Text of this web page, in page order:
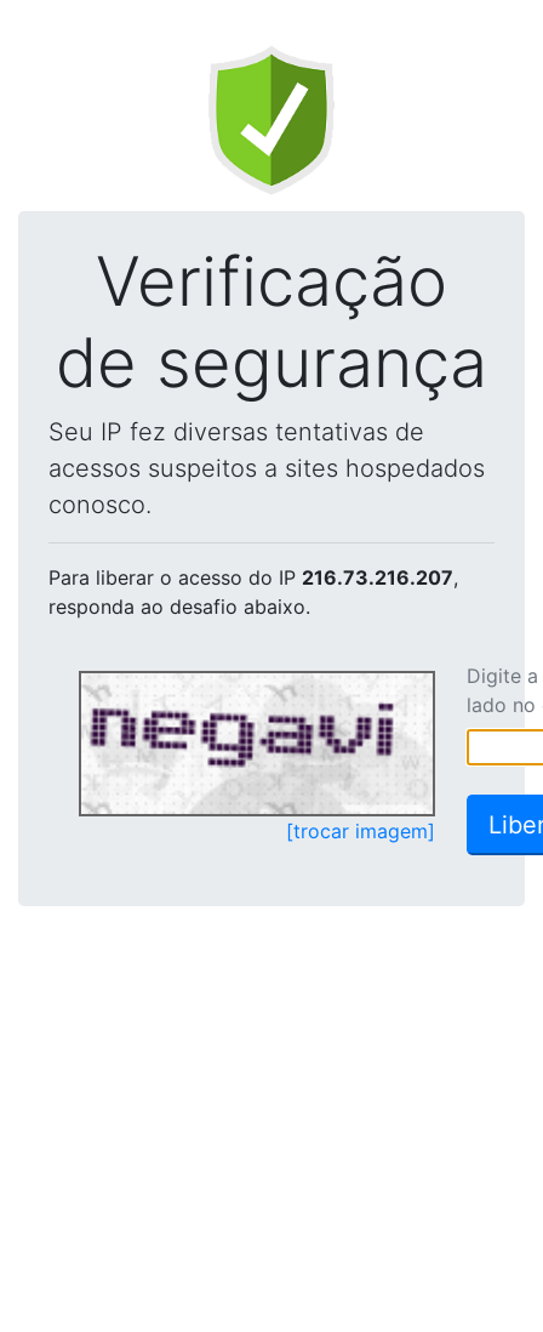
Verificação
de segurança
Seu IP fez diversas tentativas de
acessos suspeitos a sites hospedados
conosco.
Para liberar o acesso do IP 216.73.216.207,
responda ao desafio abaixo.
[trocar imagem]
Digite
lado no